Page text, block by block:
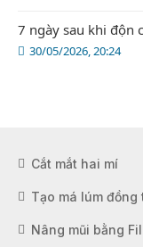
30/05/2026, 20:24
7 ngày sau khi độn
Cắt mắt hai mí
Tạo má lúm đồng
Nâng mũi bằng